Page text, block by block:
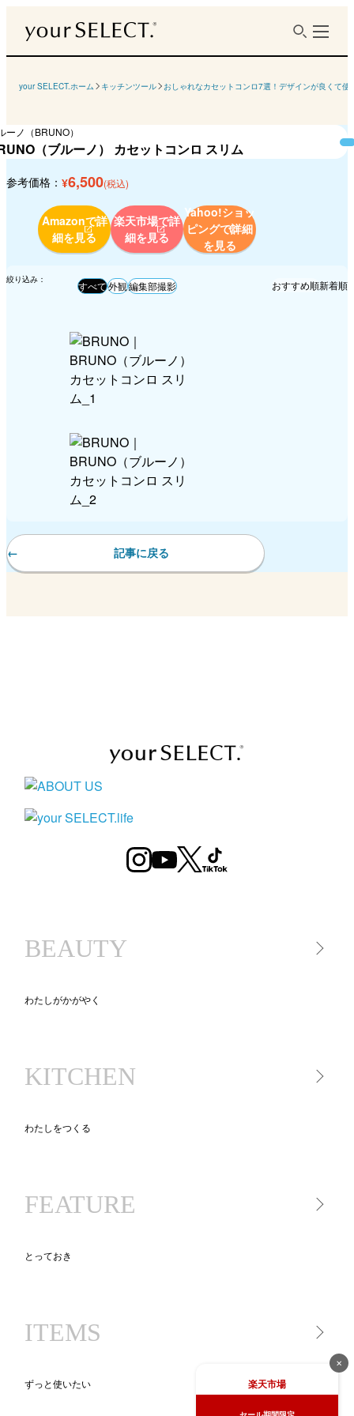
your SELECT.ホーム キッチンツール おしゃれなカセットコンロ7選！デザインが良くて
ーノ（BRUNO）
（ブルーノ） カセットコンロ スリム
参考価格： ¥6,500(税込)
Amazonで詳
細を見る
楽天市場で詳
細を見る
Yahoo!ショッ
ピングで詳細
を見る
絞り込み： すべて外観編集部撮影 おすすめ順新着順
記事に戻る
BEAUTY
わたしがかがやく
コスメ
KITCHEN
わたしをつくる
食品
FEATURE
とっておき
ニッポン、地方のいいモノ
ITEMS
ずっと使いたい
✕
楽天市場